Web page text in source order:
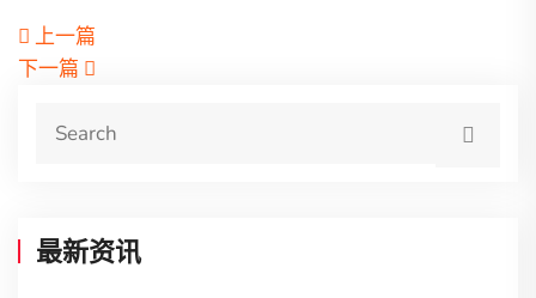
上一篇
下一篇
最新资讯